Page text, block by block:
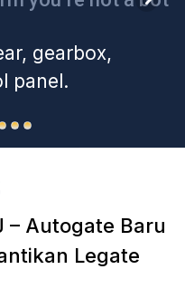
gearbox,
panel.
– Autogate Baru
Legate